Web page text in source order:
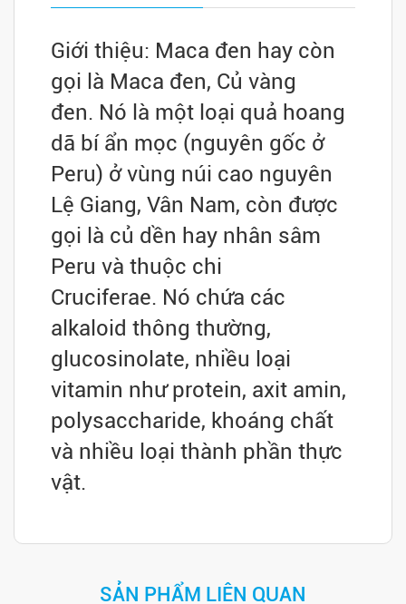
Giới thiệu: Maca đen hay còn
gọi là Maca đen, Củ vàng
đen. Nó là một loại quả hoang
dã bí ẩn mọc (nguyên gốc ở
Peru) ở vùng núi cao nguyên
Lệ Giang, Vân Nam, còn được
gọi là củ dền hay nhân sâm
Peru và thuộc chi
Cruciferae. Nó chứa các
alkaloid thông thường,
glucosinolate, nhiều loại
vitamin như protein, axit amin,
polysaccharide, khoáng chất
và nhiều loại thành phần thực
vật.
SẢN PHẨM LIÊN QUAN